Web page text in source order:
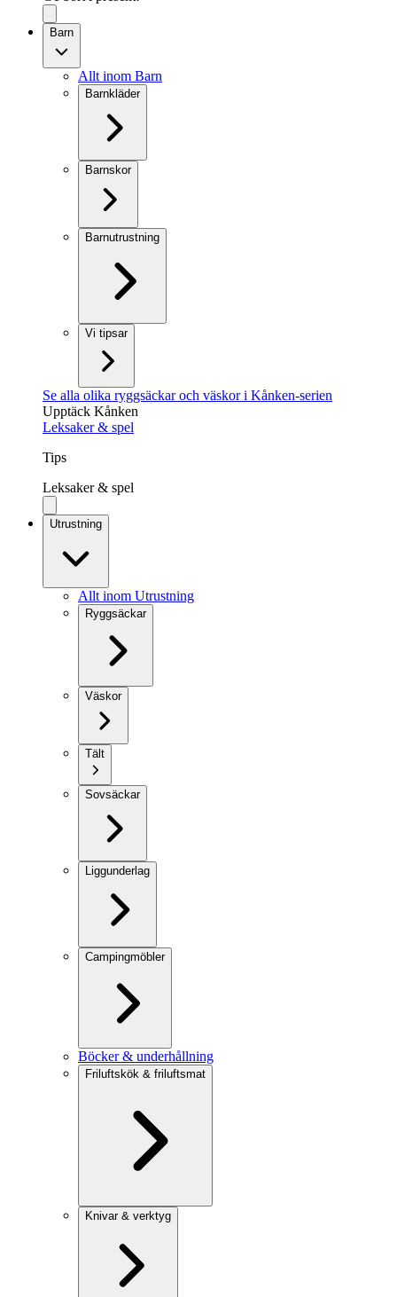
Barn
Allt inom Barn
Barnkläder
Barnskor
Barnutrustning
Vi tipsar
Se alla olika ryggsäckar och väskor i Kånken-serien
Upptäck Kånken
Leksaker & spel
Tips
Leksaker & spel
Utrustning
Allt inom Utrustning
Ryggsäckar
Väskor
Tält
Sovsäckar
Liggunderlag
Campingmöbler
Böcker & underhållning
Friluftskök & friluftsmat
Knivar & verktyg